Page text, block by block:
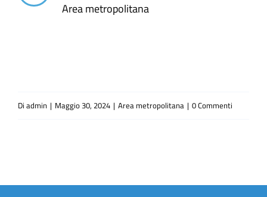
Area metropolitana
Di admin | Maggio 30, 2024 | Area metropolitana | 0 Commenti